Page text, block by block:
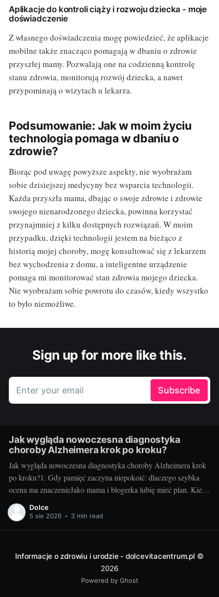
Aplikacje do kontroli ciąży i rozwoju dziecka - moje
doświadczenie
Z własnego doświadczenia mogę powiedzieć, że aplikacje
mobilne także znacząco pomagają w dbaniu o zdrowie
przyszłej mamy. Pozwalają one na codzienną kontrolę
stanu zdrowia, monitorują rozwój dziecka, a nawet
przypominają o wizytach u lekarza.
Podsumowanie: Jak w moim życiu
technologia pomaga w dbaniu o
zdrowie?
Biorąc pod uwagę powyższe aspekty, nie wyobrażam
sobie dzisiejszej medycyny bez wsparcia technologii.
Każda przyszła mama, dbając o swoje zdrowie i zdrowie
swojego nienarodzonego dziecka, powinna korzystać
przynajmniej z kilku dostępnych rozwiązań. W moim
przypadku, dzięki technologii jestem na bieżąco z
historią mojej choroby, mogę konsultować się z lekarzem
bez wychodzenia z domu, a inteligentne urządzenie
pomaga mi monitorować stan zdrowia mojego dziecka.
Nie wyobrażam sobie powrotu do czasów, kiedy wszystko
to było niemożliwe.
Sign up for more like this.
Enter your email Subscribe
Jak wygląda nowoczesna diagnostyka
choroby Alzheimera krok po kroku?
Jak wygląda nowoczesna diagnostyka choroby Alzheimera krok
po kroku?1. Gdy pamięć zaczyna niepokoić: dlaczego szybka
ocena ma znaczenieJako mama i blogerka lubię mieć plan. Kiedy
u mojej cioci zaczęły się „drobne” zgubienia terminów i
powtarzanie tych samych pytań, myślałam: zmęczenie, stres. Ale
Dolce
5 sie 2026 • 3 min read
Informacje o zdrowiu i urodzie - dolcevitacentrum.pl ©
2026
Powered by Ghost